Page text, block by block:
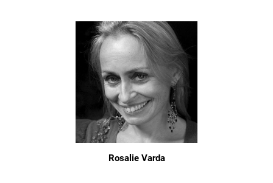
Rosalie Varda